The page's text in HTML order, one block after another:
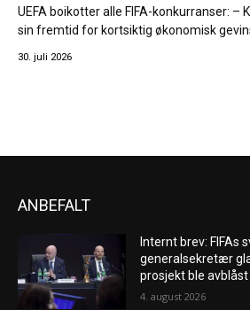
UEFA boikotter alle FIFA-konkurranser: –
sin fremtid for kortsiktig økonomisk
30. juli 2026
ANBEFALT
Internt brev: FIFAs
generalsekretær
prosjekt ble avblåst
4. august 2026